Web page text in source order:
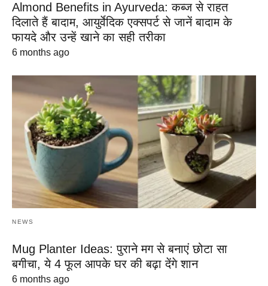
Almond Benefits in Ayurveda: कब्ज से राहत
दिलाते हैं बादाम, आयुर्वेदिक एक्सपर्ट से जानें बादाम के
फायदे और उन्हें खाने का सही तरीका
6 months ago
NEWS
Mug Planter Ideas: पुराने मग से बनाएं छोटा सा
बगीचा, ये 4 फूल आपके घर की बढ़ा देंगे शान
6 months ago